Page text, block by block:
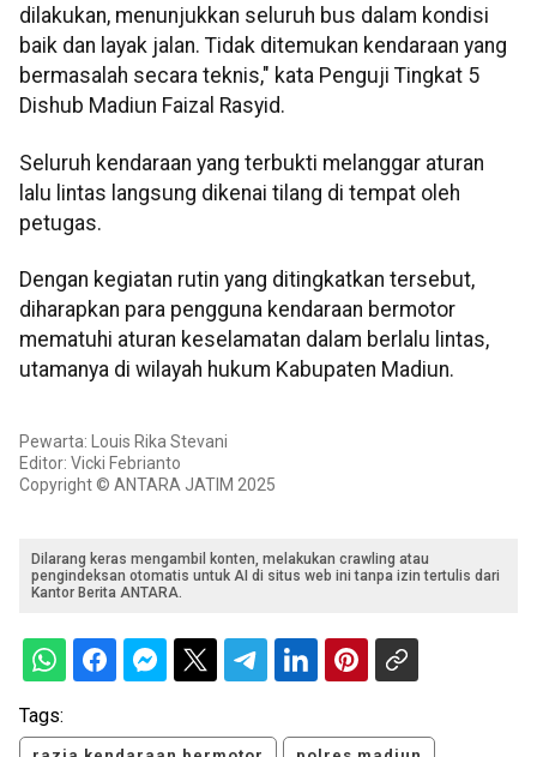
dilakukan, menunjukkan seluruh bus dalam kondisi
baik dan layak jalan. Tidak ditemukan kendaraan yang
bermasalah secara teknis," kata Penguji Tingkat 5
Dishub Madiun Faizal Rasyid.
Seluruh kendaraan yang terbukti melanggar aturan
lalu lintas langsung dikenai tilang di tempat oleh
petugas.
Dengan kegiatan rutin yang ditingkatkan tersebut,
diharapkan para pengguna kendaraan bermotor
mematuhi aturan keselamatan dalam berlalu lintas,
utamanya di wilayah hukum Kabupaten Madiun.
Pewarta: Louis Rika Stevani
Editor: Vicki Febrianto
Copyright © ANTARA JATIM 2025
Dilarang keras mengambil konten, melakukan crawling atau
pengindeksan otomatis untuk AI di situs web ini tanpa izin tertulis dari
Kantor Berita ANTARA.
Tags: